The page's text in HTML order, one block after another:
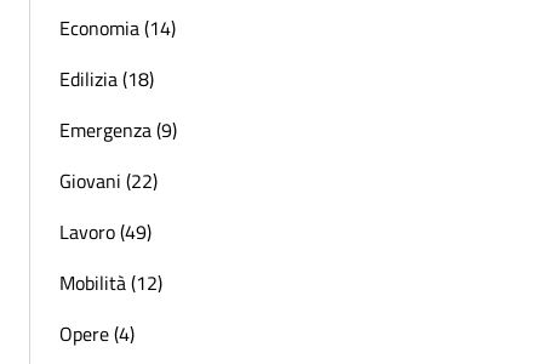
Economia (14)
Edilizia (18)
Emergenza (9)
Giovani (22)
Lavoro (49)
Mobilità (12)
Opere (4)